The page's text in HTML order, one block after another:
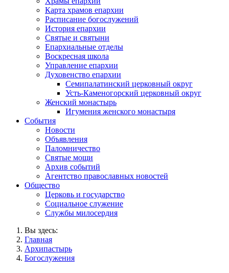
Карта храмов епархии
Расписание богослужений
История епархии
Святые и святыни
Епархиальные отделы
Воскресная школа
Управление епархии
Духовенство епархии
Семипалатинский церковный округ
Усть-Каменогорский церковный округ
Женский монастырь
Игумения женского монастыря
События
Новости
Объявления
Паломничество
Святые мощи
Архив событий
Агентство православных новостей
Общество
Церковь и государство
Социальное служение
Службы милосердия
Вы здесь:
Главная
Архипастырь
Богослужения